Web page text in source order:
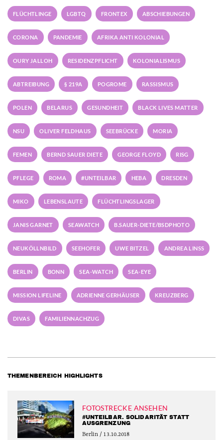
FLÜCHTLINGE LGBTQ FRONTEX ABSCHIEBUNGEN
CORONA PANDEMIE AFRIKA ANTI KOLONIAL
OURY JALLOH RESIDENZPFLICHT KOLONIALISMUS
ABTREIBUNG § 219A POGROME RASSISMUS
POLEN BELARUS GESUNDHEIT BLACK LIVES MATTER
NSU OLIVER FELDHAUS SEEBRÜCKE MORIA
FEMEN BERND SAUER DIETE GEORGE FLOYD RISG
PFLEGE ROMA #UNTEILBAR HEBA DRESDEN
MIKO LEBENSLAUTE FLÜCHTLINGSLAGER
JANIS GARNET SEAWATCH B.SAUER-DIETE/BSDPHOTO
NEUKÖLLNBILD SEEHOFER UWE BITZEL ANDREA LINSS
BERLIN BONN SEA-WATCH SEA-EYE
MISSION LIFELINE ADRIENNE GERHÄUSER KREUZBERG
DIVAS FAMILIENNACHZUG
THEMENBEREICH HIGHLIGHTS
FOTOSTRECKE ANSEHEN
#UNTEILBAR. SOLIDARITÄT STATT
AUSGRENZUNG
Berlin / 13.10.2018